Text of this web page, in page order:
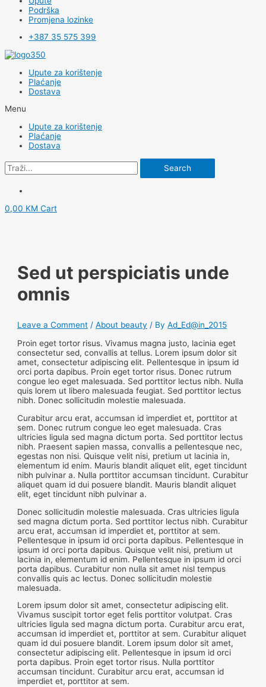
Podrška
Promjena lozinke
+387 35 575 399
Upute za korištenje
Plaćanje
Dostava
Menu
Upute za korištenje
Plaćanje
Dostava
Search
0,00 KM Cart
Sed ut perspiciatis unde
omnis
Leave a Comment /About beauty / ByAd_Ed@in_2015
Proin eget tortor risus. Vivamus magna justo, lacinia eget
consectetur sed, convallis at tellus. Lorem ipsum dolor sit
amet, consectetur adipiscing elit. Pellentesque in ipsum id
orci porta dapibus. Proin eget tortor risus. Donec rutrum
congue leo eget malesuada. Sed porttitor lectus nibh. Nulla
quis lorem ut libero malesuada feugiat. Sed porttitor lectus
nibh. Donec sollicitudin molestie malesuada.
Curabitur arcu erat, accumsan id imperdiet et, porttitor at
sem. Donec rutrum congue leo eget malesuada. Cras
ultricies ligula sed magna dictum porta. Sed porttitor lectus
nibh. Praesent sapien massa, convallis a pellentesque nec,
egestas non nisi. Quisque velit nisi, pretium ut lacinia in,
elementum id enim. Mauris blandit aliquet elit, eget tincidunt
nibh pulvinar a. Nulla porttitor accumsan tincidunt. Curabitur
aliquet quam id dui posuere blandit. Mauris blandit aliquet
elit, eget tincidunt nibh pulvinar a.
Donec sollicitudin molestie malesuada. Cras ultricies ligula
sed magna dictum porta. Sed porttitor lectus nibh. Curabitur
arcu erat, accumsan id imperdiet et, porttitor at sem.
Pellentesque in ipsum id orci porta dapibus. Pellentesque in
ipsum id orci porta dapibus. Quisque velit nisi, pretium ut
lacinia in, elementum id enim. Pellentesque in ipsum id orci
porta dapibus. Curabitur non nulla sit amet nisl tempus
convallis quis ac lectus. Donec sollicitudin molestie
malesuada.
Lorem ipsum dolor sit amet, consectetur adipiscing elit.
Vivamus suscipit tortor eget felis porttitor volutpat. Cras
ultricies ligula sed magna dictum porta. Curabitur arcu erat,
accumsan id imperdiet et, porttitor at sem. Curabitur aliquet
quam id dui posuere blandit. Lorem ipsum dolor sit amet,
consectetur adipiscing elit. Pellentesque in ipsum id orci
porta dapibus. Proin eget tortor risus. Nulla porttitor
accumsan tincidunt. Curabitur arcu erat, accumsan id
imperdiet et, porttitor at sem.